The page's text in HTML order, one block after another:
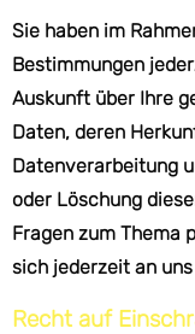
Sie haben im
Bestimmungen
Auskunft über Ihre
Daten, deren
Datenverarbeitung
oder Löschung
Fragen zum Thema
sich jederzeit an
Recht auf